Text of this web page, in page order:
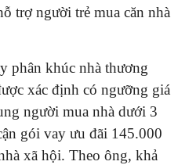
trợ người trẻ mua căn nhà
phân khúc nhà thương
xác định có ngưỡng giá
người mua nhà dưới 3
gói vay ưu đãi 145.000
xã hội. Theo ông, khả